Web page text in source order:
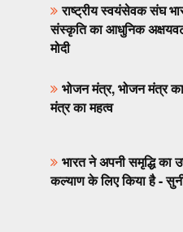
राष्ट्रीय स्वयंसेवक संघ
संस्कृति का आधुनिक
मोदी
भोजन मंत्र, भोजन मंत्र
मंत्र का महत्‍व
भारत ने अपनी समृद्धि का
कल्याण के लिए किया है -